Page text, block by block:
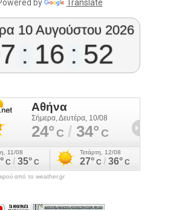
by Translate
10 Αυγούστου 2026
: 16 : 53
από το weather.gr